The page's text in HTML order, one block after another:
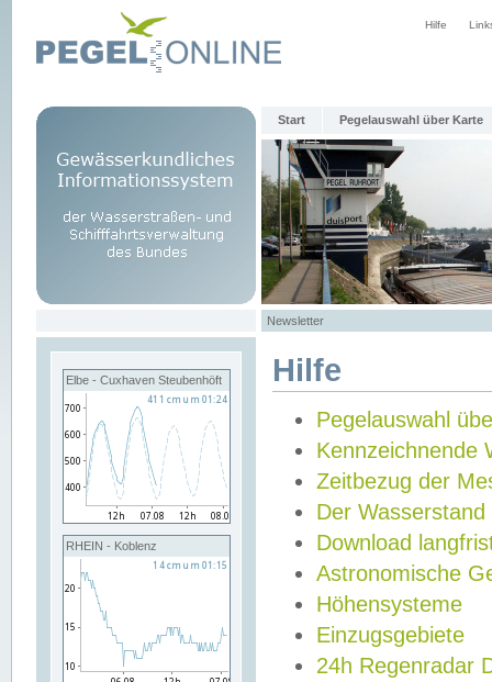
Hilfe
Start Pegelauswahl über Karte
Newsletter
Elbe - Cuxhaven Steubenhöft
RHEIN - Koblenz
Hilfe
Pegelauswahl
Kennzeichnende
Zeitbezug der
Der Wasserstand
Download
Astronomische
Höhensysteme
Einzugsgebiete
24h Regenradar